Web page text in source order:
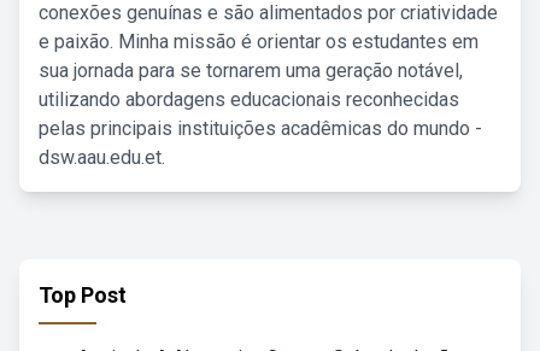
conexões genuínas e são alimentados por criatividade
e paixão. Minha missão é orientar os estudantes em
sua jornada para se tornarem uma geração notável,
utilizando abordagens educacionais reconhecidas
pelas principais instituições acadêmicas do mundo -
dsw.aau.edu.et.
Top Post